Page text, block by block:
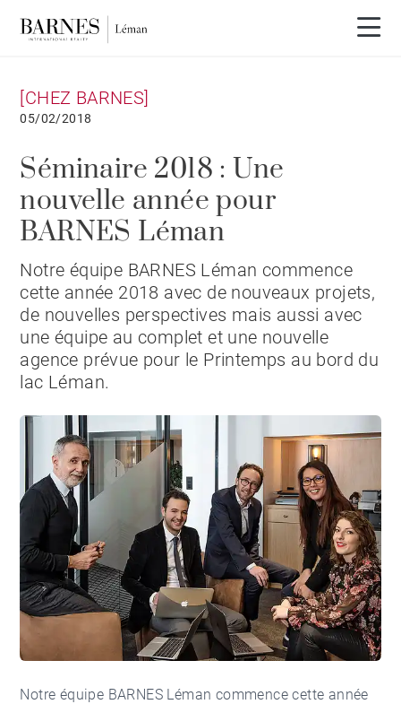
[CHEZ BARNES]
05/02/2018
Séminaire 2018 : Une
nouvelle année pour
BARNES Léman
Notre équipe BARNES Léman commence
cette année 2018 avec de nouveaux projets,
de nouvelles perspectives mais aussi avec
une équipe au complet et une nouvelle
agence prévue pour le Printemps au bord du
lac Léman.
Notre équipe BARNES Léman commence cette année